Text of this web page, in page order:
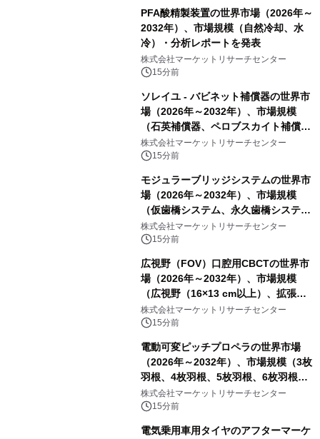
PFA酸精製装置の世界市場（2026年～
2032年）、市場規模（自然冷却、水
冷）・分析レポートを発表
株式会社マーケットリサーチセンター
15分前
ソレイユ - バビネット補償器の世界市
場（2026年～2032年）、市場規模
（石英補償器、ペロブスカイト補償
器、その他）・分析レポートを発表
株式会社マーケットリサーチセンター
15分前
モジュラーブリッジシステムの世界市
場（2026年～2032年）、市場規模
（仮歯橋システム、永久歯橋システ
ム）・分析レポートを発表
株式会社マーケットリサーチセンター
15分前
広視野（FOV）口腔用CBCTの世界市
場（2026年～2032年）、市場規模
（広視野（16×13 cm以上）、拡張広
視野（18×16 cm以上）、超広視野
（24×19 cm以上））・分析レポート
株式会社マーケットリサーチセンター
15分前
電動可変ピッチプロペラの世界市場
（2026年～2032年）、市場規模（3枚
羽根、4枚羽根、5枚羽根、6枚羽根、
その他）・分析レポートを発表
株式会社マーケットリサーチセンター
15分前
電気乗用車用タイヤのアフターマーケ